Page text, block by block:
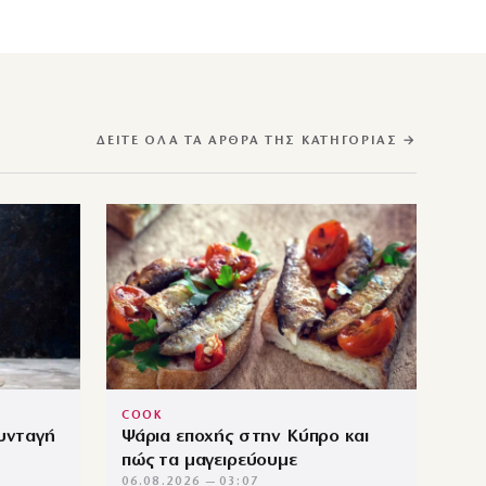
ΔΕΊΤΕ ΌΛΑ ΤΑ ΆΡΘΡΑ ΤΗΣ ΚΑΤΗΓΟΡΊΑΣ →
COOK
Ψάρια εποχής στην Κύπρο και
πώς τα μαγειρεύουμε
06.08.2026 — 03:07